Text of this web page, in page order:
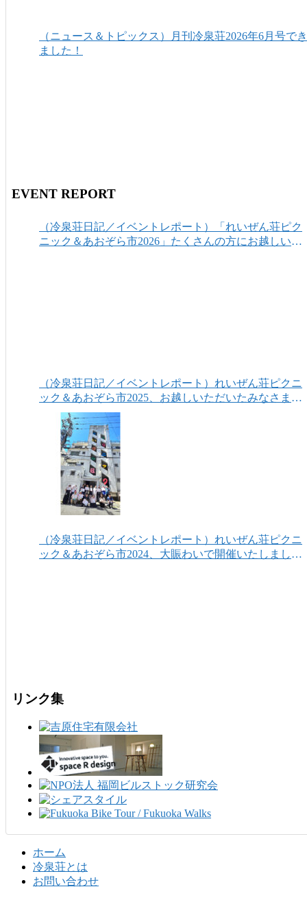
（ニュース＆トピックス）月刊冷泉荘2026年6月号でき
ました！
EVENT REPORT
（冷泉荘日記／イベントレポート）「れいぜん荘ピク
ニック＆あおぞら市2026」たくさんの方にお越しいた
（冷泉荘日記／イベントレポート）れいぜん荘ピクニ
ック＆あおぞら市2025、お越しいただいたみなさまあ
りがとうございました！
（冷泉荘日記／イベントレポート）れいぜん荘ピクニ
ック＆あおぞら市2024、大賑わいで開催いたしまし
リンク集
ホーム
冷泉荘とは
お問い合わせ